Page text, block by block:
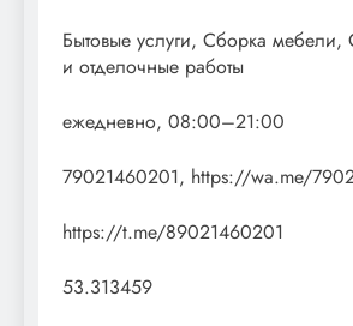
Бытовые услуги, Сборка мебели,
и отделочные работы
ежедневно, 08:00–21:00
79021460201, https://wa.me/
https://t.me/89021460201
53.313459